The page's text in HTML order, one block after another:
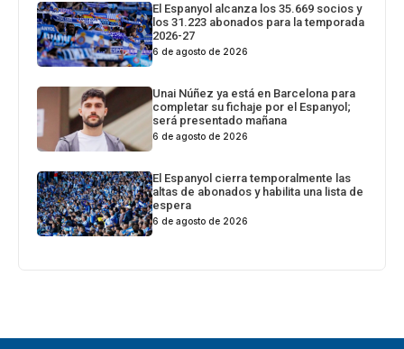
El Espanyol alcanza los 35.669 socios y
los 31.223 abonados para la temporada
2026-27
6 de agosto de 2026
Unai Núñez ya está en Barcelona para
completar su fichaje por el Espanyol;
será presentado mañana
6 de agosto de 2026
El Espanyol cierra temporalmente las
altas de abonados y habilita una lista de
espera
6 de agosto de 2026